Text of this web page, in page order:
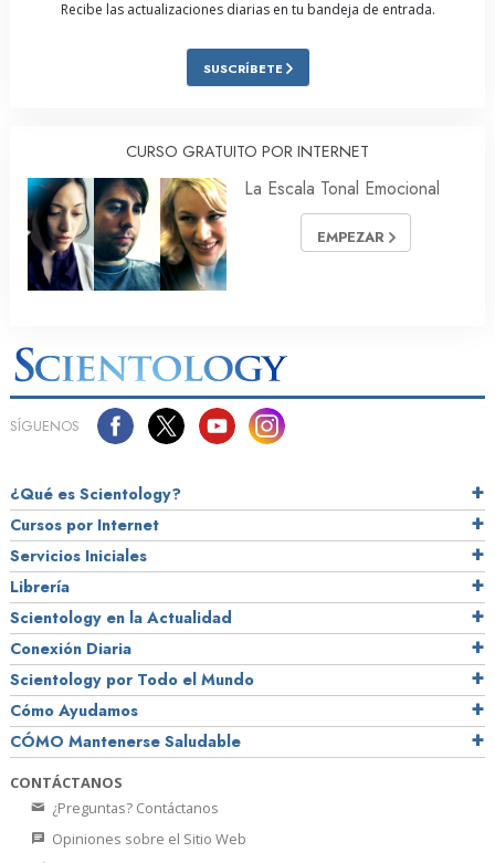
Recibe las actualizaciones diarias en tu bandeja de entrada.
SUSCRÍBETE
CURSO GRATUITO POR INTERNET
La Escala Tonal Emocional
EMPEZAR
SÍGUENOS
¿Qué es Scientology?
Cursos por Internet
Servicios Iniciales
Librería
Scientology en la Actualidad
Conexión Diaria
Scientology por Todo el Mundo
Cómo Ayudamos
CÓMO Mantenerse Saludable
CONTÁCTANOS
¿Preguntas? Contáctanos
Opiniones sobre el Sitio Web